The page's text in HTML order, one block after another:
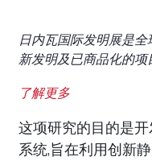
日内瓦国际发明展是
新发明及已商品化的项
了解更多
这项研究的目的是
系统,旨在利用创新